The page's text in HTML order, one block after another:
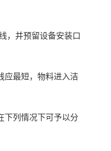
，并预留设备安装口
应最短，物料进入洁
下列情况下可予以分